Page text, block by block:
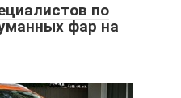
по
фар на